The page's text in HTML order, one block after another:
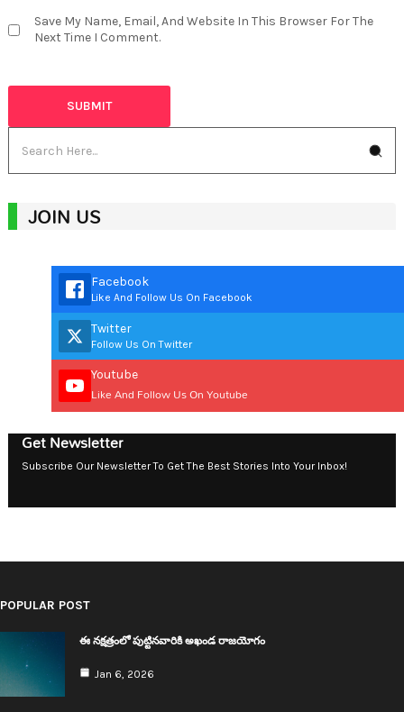
Save My Name, Email, And Website In This Browser For The
Next Time I Comment.
JOIN US
Facebook
Like And Follow Us On Facebook
Twitter
Follow Us On Twitter
Youtube
Like And Follow Us On Youtube
Get Newsletter
Subscribe Our Newsletter To Get The Best Stories Into Your Inbox!
POPULAR POST
ఈ న‌క్ష‌త్రంలో పుట్టిన‌వారికి అఖండ రాజ‌యోగం
Jan 6, 2026